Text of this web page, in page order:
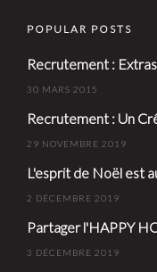
POPULAR POSTS
Recrutement :
30 MARS 2015
Recrutement : Un
29 NOVEMBRE 2019
L'esprit de Noël est
2 DÉCEMBRE 2019
Partager l'HAPPY
3 DÉCEMBRE 2019